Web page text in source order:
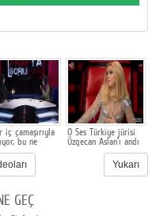
iç çamaşırıyla
bu ne
O Ses Türkiye jürisi
Özgecan Aslan'ı andı
Yukarı
GEÇ